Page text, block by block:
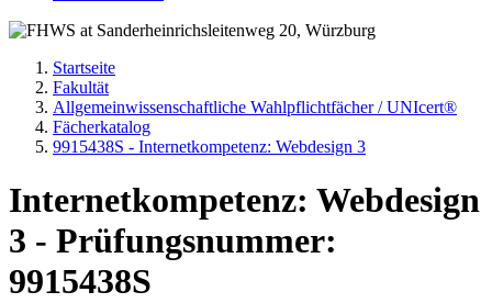
Startseite
Fakultät
Allgemeinwissenschaftliche Wahlpflichtfächer / UNIcert®
Fächerkatalog
9915438S - Internetkompetenz: Webdesign 3
Internetkompetenz: Webdesign
3 - Prüfungsnummer:
9915438S